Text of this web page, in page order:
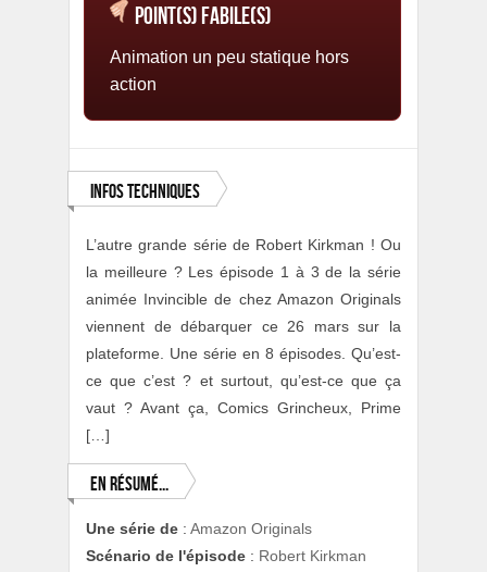
Point(s) Fabile(s)
Animation un peu statique hors
action
Infos Techniques
L’autre grande série de Robert Kirkman ! Ou
la meilleure ? Les épisode 1 à 3 de la série
animée Invincible de chez Amazon Originals
viennent de débarquer ce 26 mars sur la
plateforme. Une série en 8 épisodes. Qu’est-
ce que c’est ? et surtout, qu’est-ce que ça
vaut ? Avant ça, Comics Grincheux, Prime
[…]
En résumé...
Une série de : Amazon Originals
Scénario de l'épisode : Robert Kirkman